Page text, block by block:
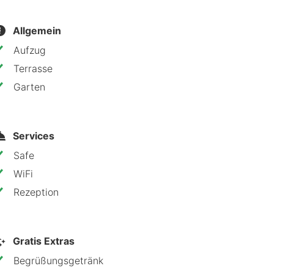
Allgemein
Aufzug
Terrasse
Garten
Services
Safe
WiFi
Rezeption
Gratis Extras
Begrüßungsgetränk